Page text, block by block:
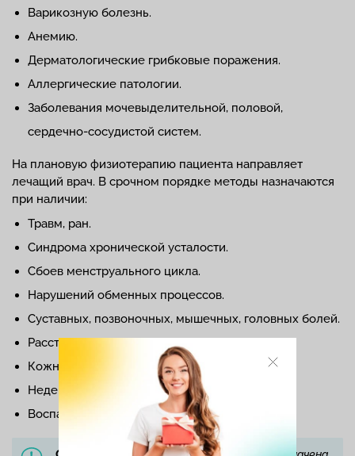
Варикозную болезнь.
Анемию.
Дерматологические грибковые поражения.
Аллергические патологии.
Заболевания мочевыделительной, половой,
сердечно-сосудистой систем.
На плановую физиотерапию пациента направляет
лечащий врач. В срочном порядке методы назначаются
при наличии:
Травм, ран.
Синдрома хронической усталости.
Сбоев менструального цикла.
Нарушений обменных процессов.
Суставных, позвоночных, мышечных, головных болей.
Расстройств функционирования ЖКТ.
Кожных патологий.
Недержания мочи.
Воспалительных процессов.